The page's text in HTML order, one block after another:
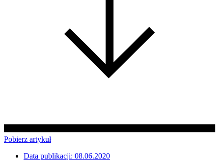
Pobierz artykuł
Data publikacji: 08.06.2020